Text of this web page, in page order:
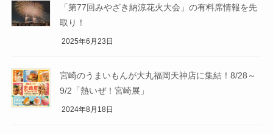
「第77回みやざき納涼花火大会」の有料席情報を先
取り！
2025年6月23日
宮崎のうまいもんが大丸福岡天神店に集結！8/28～
9/2「熱いぜ！宮崎展」
2024年8月18日